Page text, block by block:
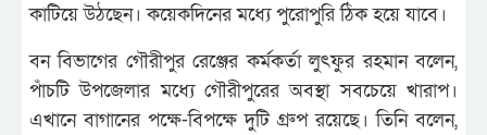
কাটিয়ে উঠছেন। কয়েকদিনের মধ্যে পুরোপুরি ঠিক হয়ে যাবে।
বন বিভাগের গৌরীপুর রেঞ্জের কর্মকর্তা লুৎফুর রহমান বলেন,
পাঁচটি উপজেলার মধ্যে গৌরীপুরের অবস্থা সবচেয়ে খারাপ।
এখানে বাগানের পক্ষে-বিপক্ষে দুটি গ্রুপ রয়েছে। তিনি বলেন,